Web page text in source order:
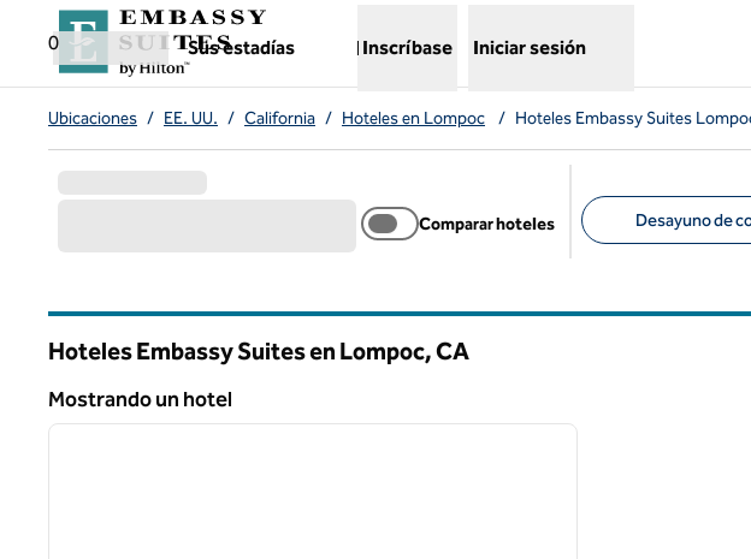
Saltar a contenido
0
Sus estadías
,abre una nueva pestaña
Inscríbase Iniciar sesión
Ubicaciones / EE. UU. / California / Hoteles en Lompoc / Hoteles Embassy Suites
Comparar hoteles Desayuno de
Hoteles Embassy Suites en Lompoc,CA
Mostrando un hotel
Mostrando un hotel
1 de 12
siguiente imagen